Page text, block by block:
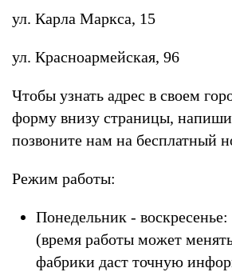
ул. Карла Маркса, 15
ул. Красноармейская, 96
Чтобы узнать адрес в своем
форму внизу страницы,
позвоните нам на бесплатный
Режим работы:
Понедельник - воскресенье:
(время работы может
фабрики даст точную